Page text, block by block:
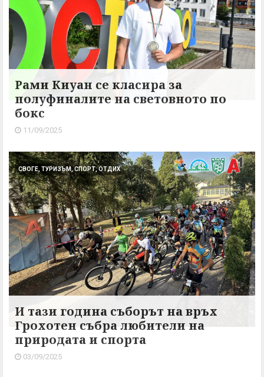
Рами Киуан се класира за
полуфиналите на световното по
бокс
11/09/2025
СВОГЕ, ТУРИЗЪМ, СПОРТ, ОТДИХ
И тази година съборът на връх
Грохотен събра любители на
природата и спорта
03/09/2025